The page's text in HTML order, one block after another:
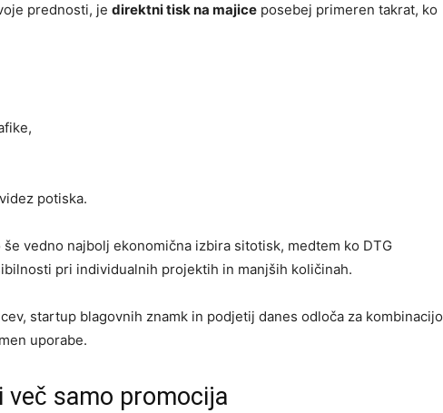
prednosti, je direktni tisk na majice posebej primeren takrat, ko
potiska.
vedno najbolj ekonomična izbira sitotisk, medtem ko DTG
pri individualnih projektih in manjših količinah.
startup blagovnih znamk in podjetij danes odloča za kombinacijo
uporabe.
več samo promocija